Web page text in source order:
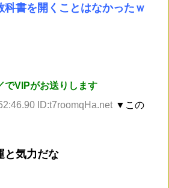
科書を開くことはなかったｗ
でVIPがお送りします
ID:t7roomqHa.net ▼この
と気力だな